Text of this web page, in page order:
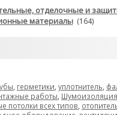
отделочные и
материалы(164)
герметики уплотнитель
работы Шумоизоляция
потолки всех типов